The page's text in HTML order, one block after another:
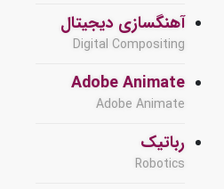
آهنگسازی دیجیتال
Digital Compositing
Adobe Animate
Adobe Animate
رباتیک
Robotics